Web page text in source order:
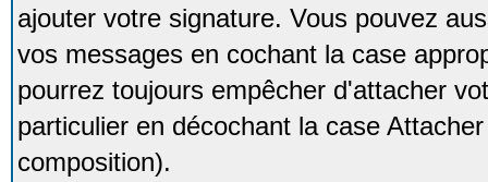
ajouter votre signature. Vous pouvez
vos messages en cochant la case
pourrez toujours empêcher d'attacher
particulier en décochant la case
composition).